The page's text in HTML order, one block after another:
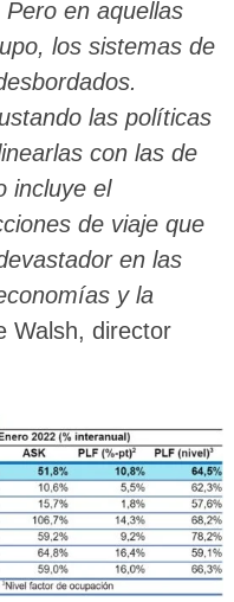
en aquellas
los sistemas de
las políticas
con las de
incluye el
de viaje que
en las
y la
Walsh, director